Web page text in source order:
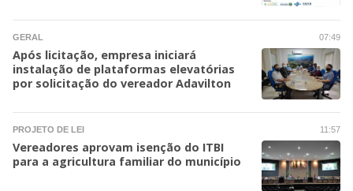
07:49
GERAL
Após licitação, empresa iniciará
instalação de plataformas elevatórias
por solicitação do vereador Adavilton
11:57
PROJETO DE LEI
Vereadores aprovam isenção do ITBI
para a agricultura familiar do município